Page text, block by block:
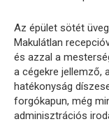
Az épület sötét
Makulátlan
és azzal a
a cégekre jellemző,
hatékonyság
forgókapun, még
adminisztrációs